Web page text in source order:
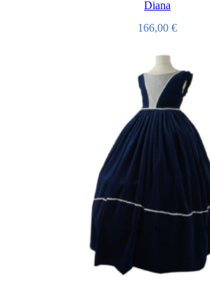
Diana
166,00 €